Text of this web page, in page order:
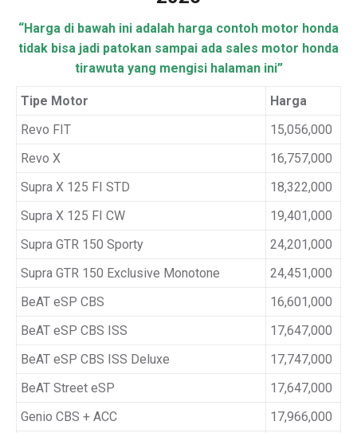
“Harga di bawah ini adalah harga contoh motor honda
tidak bisa jadi patokan sampai ada sales motor honda
tirawuta yang mengisi halaman ini”
Tipe Motor
Harga
Revo FIT
15,056,000
Revo X
16,757,000
Supra X 125 FI STD
18,322,000
Supra X 125 FI CW
19,401,000
Supra GTR 150 Sporty
24,201,000
Supra GTR 150 Exclusive Monotone
24,451,000
BeAT eSP CBS
16,601,000
BeAT eSP CBS ISS
17,647,000
BeAT eSP CBS ISS Deluxe
17,747,000
BeAT Street eSP
17,647,000
Genio CBS + ACC
17,966,000